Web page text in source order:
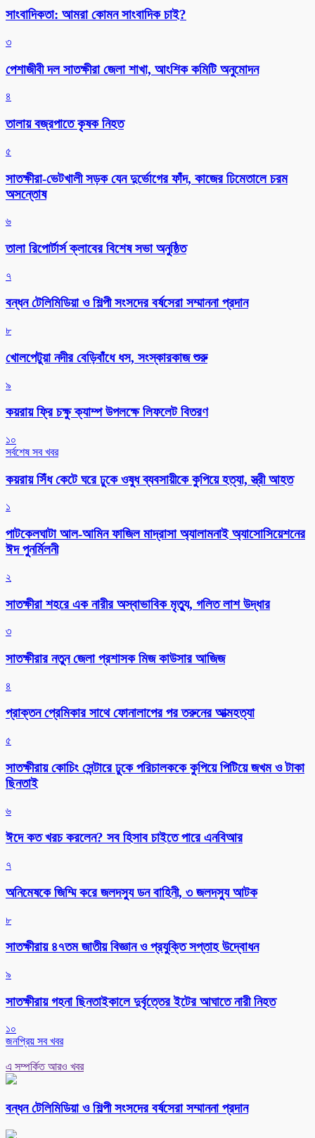
সাংবাদিকতা: আমরা কোমন সাংবাদিক চাই?
৩
পেশাজীবী দল সাতক্ষীরা জেলা শাখা, আংশিক কমিটি অনুমোদন
৪
তালায় বজ্রপাতে কৃষক নিহত
৫
সাতক্ষীরা-ভেটখালী সড়ক যেন দুর্ভোগের ফাঁদ, কাজের ঢিমেতালে চরম
অসন্তোষ
৬
‎তালা রিপোর্টার্স ক্লাবের বিশেষ সভা অনুষ্ঠিত
৭
বন্ধন টেলিমিডিয়া ও শিল্পী সংসদের বর্ষসেরা সম্মাননা প্রদান
৮
খোলপেটুয়া নদীর বেড়িবাঁধে ধস, সংস্কারকাজ শুরু
৯
কয়রায় ফ্রি চক্ষু ক্যাম্প উপলক্ষে লিফলেট বিতরণ
১০
সর্বশেষ সব খবর
কয়রায় সিঁধ কেটে ঘরে ঢুকে ওষুধ ব্যবসায়ীকে কুপিয়ে হত্যা, স্ত্রী আহত
১
পাটকেলঘাটা আল-আমিন ফাজিল মাদ্রাসা অ্যালামনাই অ্যাসোসিয়েশনের
ঈদ পুনর্মিলনী
২
সাতক্ষীরা শহরে এক নারীর অস্বাভাবিক মৃত্যু, গলিত লাশ উদ্ধার
৩
সাতক্ষীরার নতুন জেলা প্রশাসক মিজ কাউসার আজিজ
৪
প্রাক্তন প্রেমিকার সাথে ফোনালাপের পর তরুনের আত্মহত্যা
৫
সাতক্ষীরায় কোচিং সেন্টারে ঢুকে পরিচালককে কুপিয়ে পিটিয়ে জখম ও টাকা
ছিনতাই
৬
ঈদে কত খরচ করলেন? সব হিসাব চাইতে পারে এনবিআর
৭
অনিমেষকে জিম্মি করে জলদস্যু ডন বাহিনী, ৩ জলদস্যু আটক
৮
সাতক্ষীরায় ৪৭তম জাতীয় বিজ্ঞান ও প্রযুক্তি সপ্তাহ উদ্বোধন
৯
সাতক্ষীরায় গহনা ছিনতাইকালে দুর্বৃত্তের ইটের আঘাতে নারী নিহত
১০
জনপ্রিয় সব খবর
এ সম্পর্কিত আরও খবর
বন্ধন টেলিমিডিয়া ও শিল্পী সংসদের বর্ষসেরা সম্মাননা প্রদান